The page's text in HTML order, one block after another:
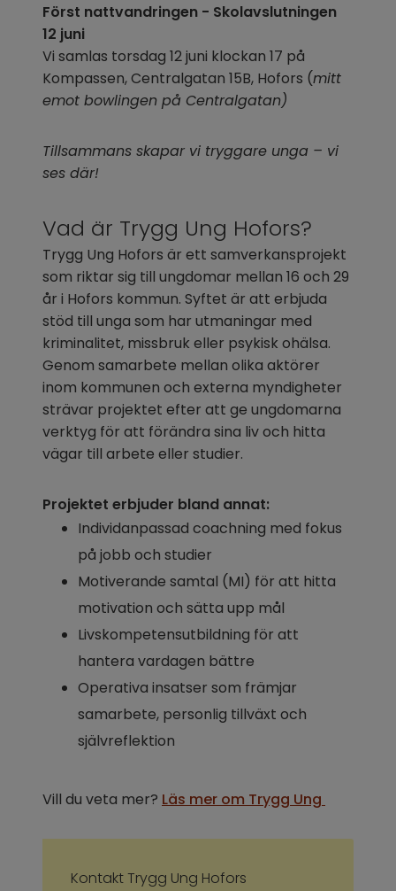
Först nattvandringen - Skolavslutningen
12 juni
Vi samlas torsdag 12 juni klockan 17 på
Kompassen, Centralgatan 15B, Hofors (mitt
emot bowlingen på Centralgatan)
Tillsammans skapar vi tryggare unga – vi
ses där!
Vad är Trygg Ung Hofors?
Trygg Ung Hofors är ett samverkansprojekt
som riktar sig till ungdomar mellan 16 och 29
år i Hofors kommun. Syftet är att erbjuda
stöd till unga som har utmaningar med
kriminalitet, missbruk eller psykisk ohälsa.
Genom samarbete mellan olika aktörer
inom kommunen och externa myndigheter
strävar projektet efter att ge ungdomarna
verktyg för att förändra sina liv och hitta
vägar till arbete eller studier.
Projektet erbjuder bland annat:
Individanpassad coachning med fokus
på jobb och studier
Motiverande samtal (MI) för att hitta
motivation och sätta upp mål
Livskompetensutbildning för att
hantera vardagen bättre
Operativa insatser som främjar
samarbete, personlig tillväxt och
självreflektion
Vill du veta mer? Läs mer om Trygg Ung
Kontakt Trygg Ung Hofors